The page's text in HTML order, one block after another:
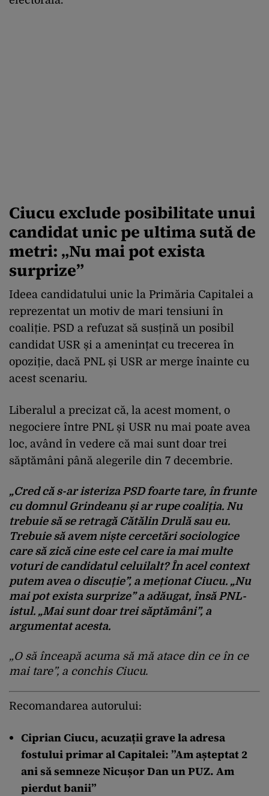
Ciucu exclude posibilitate unui
candidat unic pe ultima sută de
metri: „Nu mai pot exista
surprize”
Ideea candidatului unic la Primăria Capitalei a
reprezentat un motiv de mari tensiuni în
coaliție. PSD a refuzat să susțină un posibil
candidat USR și a amenințat cu trecerea în
opoziție, dacă PNL și USR ar merge înainte cu
acest scenariu.
Liberalul a precizat că, la acest moment, o
negociere între PNL și USR nu mai poate avea
loc, având în vedere că mai sunt doar trei
săptămâni până alegerile din 7 decembrie.
„Cred că s-ar isteriza PSD foarte tare, în frunte
cu domnul Grindeanu și ar rupe coaliția. Nu
trebuie să se retragă Cătălin Drulă sau eu.
Trebuie să avem niște cercetări sociologice
care să zică cine este cel care ia mai multe
voturi de candidatul celuilalt? În acel context
putem avea o discuție”, a meționat Ciucu. „Nu
mai pot exista surprize” a adăugat, însă PNL-
istul. „Mai sunt doar trei săptămâni”, a
argumentat acesta.
„O să înceapă acuma să mă atace din ce în ce
mai tare”, a conchis Ciucu.
Recomandarea autorului:
Ciprian Ciucu, acuzații grave la adresa
fostului primar al Capitalei: ”Am așteptat 2
ani să semneze Nicușor Dan un PUZ. Am
pierdut banii”